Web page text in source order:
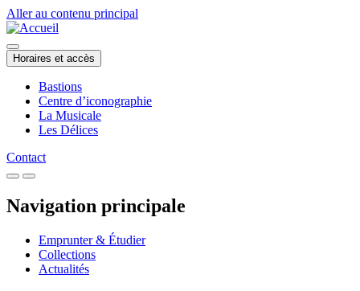
Aller au contenu principal
Horaires et accès
Bastions
Centre d’iconographie
La Musicale
Les Délices
Contact
Navigation principale
Emprunter & Étudier
Collections
Actualités